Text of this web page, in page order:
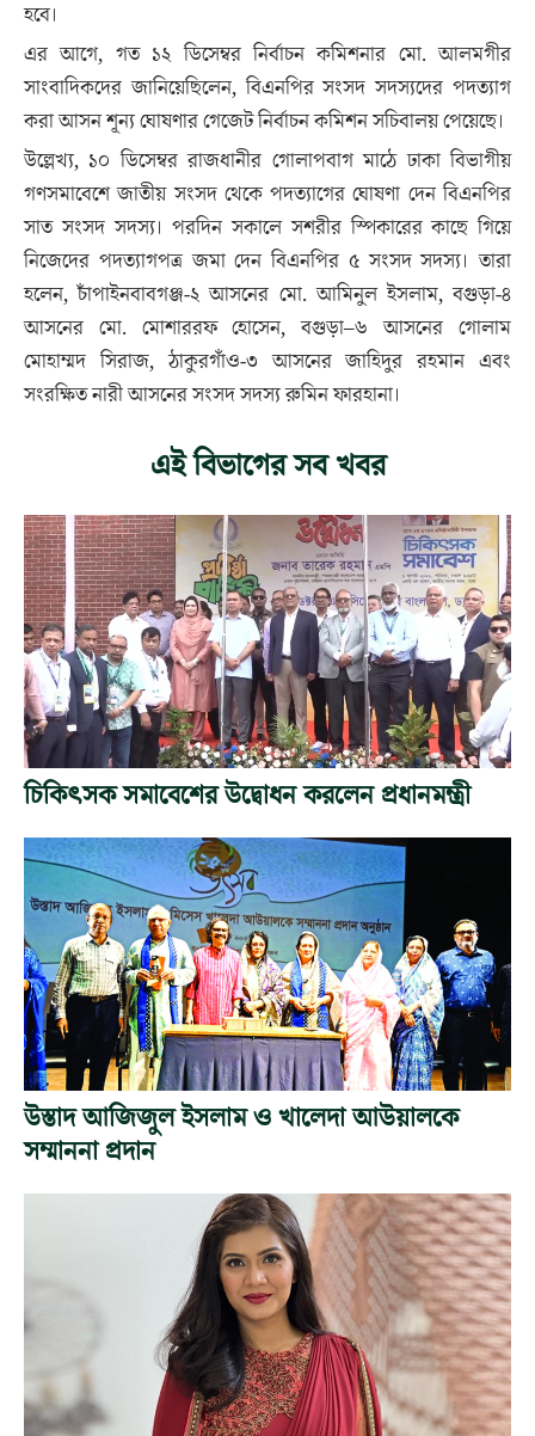
হবে।
এর আগে, গত ১২ ডিসেম্বর নির্বাচন কমিশনার মো. আলমগীর
সাংবাদিকদের জানিয়েছিলেন, বিএনপির সংসদ সদস্যদের পদত্যাগ
করা আসন শূন্য ঘোষণার গেজেট নির্বাচন কমিশন সচিবালয় পেয়েছে।
উল্লেখ্য, ১০ ডিসেম্বর রাজধানীর গোলাপবাগ মাঠে ঢাকা বিভাগীয়
গণসমাবেশে জাতীয় সংসদ থেকে পদত্যাগের ঘোষণা দেন বিএনপির
সাত সংসদ সদস্য। পরদিন সকালে সশরীর স্পিকারের কাছে গিয়ে
নিজেদের পদত্যাগপত্র জমা দেন বিএনপির ৫ সংসদ সদস্য। তারা
হলেন, চাঁপাইনবাবগঞ্জ-২ আসনের মো. আমিনুল ইসলাম, বগুড়া-৪
আসনের মো. মোশাররফ হোসেন, বগুড়া–৬ আসনের গোলাম
মোহাম্মদ সিরাজ, ঠাকুরগাঁও-৩ আসনের জাহিদুর রহমান এবং
সংরক্ষিত নারী আসনের সংসদ সদস্য রুমিন ফারহানা।
এই বিভাগের সব খবর
চিকিৎসক সমাবেশের উদ্বোধন করলেন প্রধানমন্ত্রী
উস্তাদ আজিজুল ইসলাম ও খালেদা আউয়ালকে
সম্মাননা প্রদান